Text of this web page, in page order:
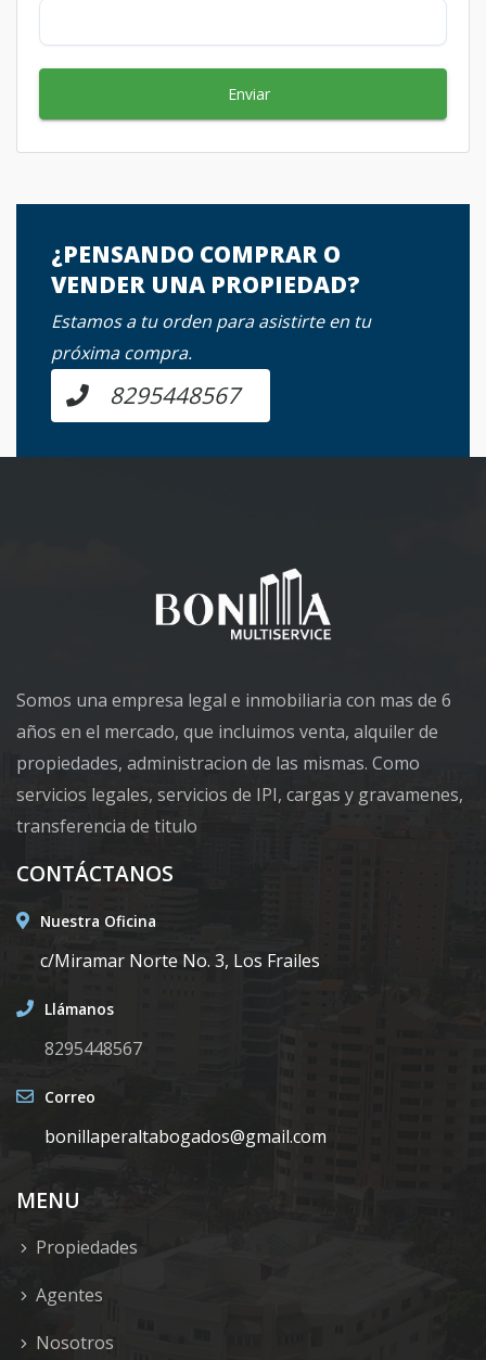
Enviar
¿PENSANDO COMPRAR O
VENDER UNA PROPIEDAD?
Estamos a tu orden para asistirte en tu
próxima compra.
8295448567
Somos una empresa legal e inmobiliaria con mas de 6
años en el mercado, que incluimos venta, alquiler de
propiedades, administracion de las mismas. Como
servicios legales, servicios de IPI, cargas y gravamenes,
transferencia de titulo
CONTÁCTANOS
Nuestra Oficina
c/Miramar Norte No. 3, Los Frailes
Llámanos
8295448567
Correo
bonillaperaltabogados@gmail.com
MENU
Propiedades
Agentes
Nosotros